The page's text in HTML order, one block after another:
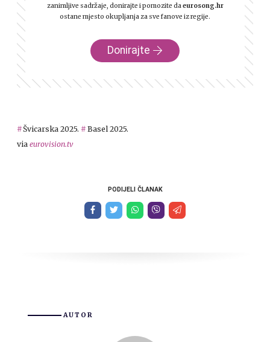
zanimljive sadržaje, donirajte i pomozite daeurosong.hr
ostane mjesto okupljanja za sve fanove iz regije.
Donirajte
Švicarska 2025.
Basel 2025.
via eurovision.tv
PODIJELI ČLANAK
AUTOR